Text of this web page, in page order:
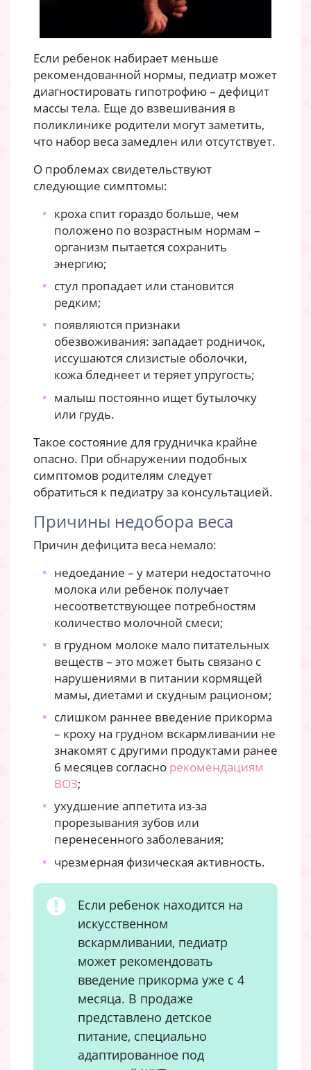
Если ребенок набирает меньше
рекомендованной нормы, педиатр может
диагностировать гипотрофию – дефицит
массы тела. Еще до взвешивания в
поликлинике родители могут заметить,
что набор веса замедлен или отсутствует.
О проблемах свидетельствуют
следующие симптомы:
кроха спит гораздо больше, чем
положено по возрастным нормам –
организм пытается сохранить
энергию;
стул пропадает или становится
редким;
появляются признаки
обезвоживания: западает родничок,
иссушаются слизистые оболочки,
кожа бледнеет и теряет упругость;
малыш постоянно ищет бутылочку
или грудь.
Такое состояние для грудничка крайне
опасно. При обнаружении подобных
симптомов родителям следует
обратиться к педиатру за консультацией.
Причины недобора веса
Причин дефицита веса немало:
недоедание – у матери недостаточно
молока или ребенок получает
несоответствующее потребностям
количество молочной смеси;
в грудном молоке мало питательных
веществ – это может быть связано с
нарушениями в питании кормящей
мамы, диетами и скудным рационом;
слишком раннее введение прикорма
– кроху на грудном вскармливании не
знакомят с другими продуктами ранее
6 месяцев согласно рекомендациям
ВОЗ;
ухудшение аппетита из-за
прорезывания зубов или
перенесенного заболевания;
чрезмерная физическая активность.
Если ребенок находится на
искусственном
вскармливании, педиатр
может рекомендовать
введение прикорма уже с 4
месяца. В продаже
представлено детское
питание, специально
адаптированное под